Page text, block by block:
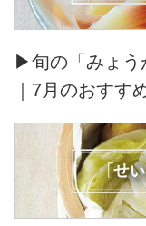
▶旬の「みょう
｜7月のおすす